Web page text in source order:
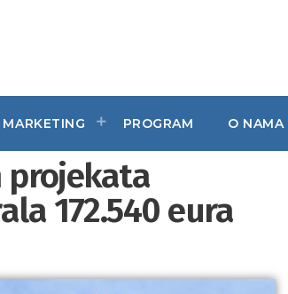
MARKETING PROGRAM O NAMA
172.540 eura